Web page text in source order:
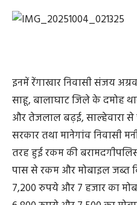
इनमें रेंगाखार निवासी संजय
साहू, बालाघाट जिले के दमोह
और तेजलाल बढ़ई, साल्हेवारा
सरकार तथा मानेगांव निवासी
तरह हुई रकम की
पास से रकम और मोबाइल जब्त
7,200 रुपये और 7 हजार का